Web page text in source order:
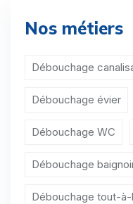
Débouchage WC
Débouchage WC
Nos métiers
Débouchage
Débouchage évier
Débouchage WC
Débouchage
Débouchage tout-à-